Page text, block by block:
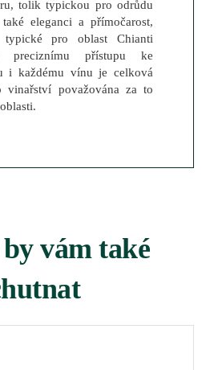
tolik typickou pro odrůdu
také eleganci a přímočarost,
pro oblast Chianti
preciznímu přístupu ke
i každému vínu je celková
vinařství považována za to
vám také